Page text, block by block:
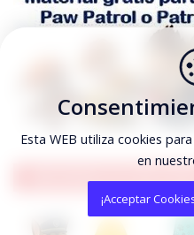
ABECEDARIOS DE PAW
Esta WEB utiliza cookies
en
¡Acceptar